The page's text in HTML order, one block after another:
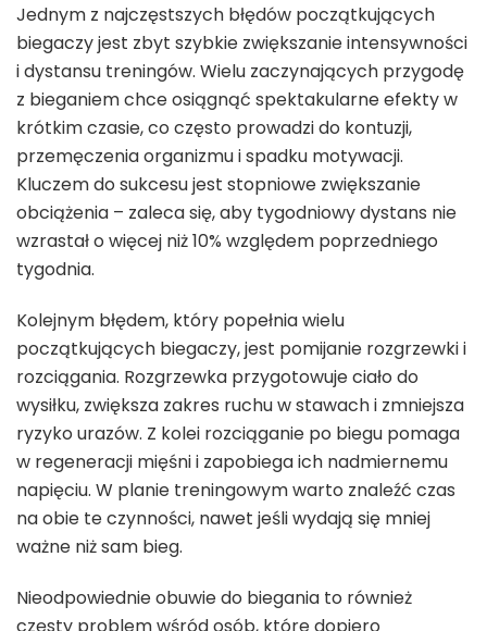
Jednym z najczęstszych błędów początkujących
biegaczy jest zbyt szybkie zwiększanie intensywności
i dystansu treningów. Wielu zaczynających przygodę
z bieganiem chce osiągnąć spektakularne efekty w
krótkim czasie, co często prowadzi do kontuzji,
przemęczenia organizmu i spadku motywacji.
Kluczem do sukcesu jest stopniowe zwiększanie
obciążenia – zaleca się, aby tygodniowy dystans nie
wzrastał o więcej niż 10% względem poprzedniego
tygodnia.
Kolejnym błędem, który popełnia wielu
początkujących biegaczy, jest pomijanie rozgrzewki i
rozciągania. Rozgrzewka przygotowuje ciało do
wysiłku, zwiększa zakres ruchu w stawach i zmniejsza
ryzyko urazów. Z kolei rozciąganie po biegu pomaga
w regeneracji mięśni i zapobiega ich nadmiernemu
napięciu. W planie treningowym warto znaleźć czas
na obie te czynności, nawet jeśli wydają się mniej
ważne niż sam bieg.
Nieodpowiednie obuwie do biegania to również